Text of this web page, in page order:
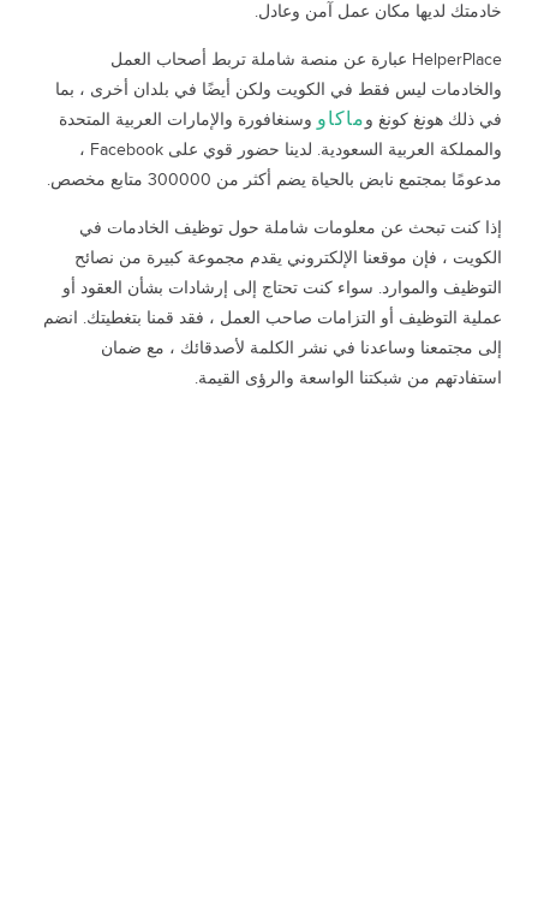
خادمتك لديها مكان عمل آمن وعادل.
HelperPlace عبارة عن منصة شاملة تربط أصحاب العمل
والخادمات ليس فقط في الكويت ولكن أيضًا في بلدان أخرى ، بما
في ذلك هونغ كونغ وماكاو وسنغافورة والإمارات العربية المتحدة
والمملكة العربية السعودية. لدينا حضور قوي على Facebook ،
مدعومًا بمجتمع نابض بالحياة يضم أكثر من 300000 متابع مخصص.
إذا كنت تبحث عن معلومات شاملة حول توظيف الخادمات في
الكويت ، فإن موقعنا الإلكتروني يقدم مجموعة كبيرة من نصائح
التوظيف والموارد. سواء كنت تحتاج إلى إرشادات بشأن العقود أو
عملية التوظيف أو التزامات صاحب العمل ، فقد قمنا بتغطيتك. انضم
إلى مجتمعنا وساعدنا في نشر الكلمة لأصدقائك ، مع ضمان
استفادتهم من شبكتنا الواسعة والرؤى القيمة.